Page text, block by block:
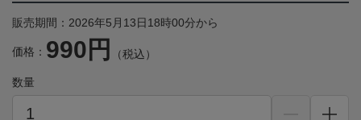
販売期間：2026年5月13日18時00分から
価格： 990円 （税込）
数量